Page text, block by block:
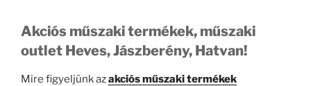
Akciós műszaki termékek, műszaki
outlet Heves, Jászberény, Hatvan!
Mire figyeljünk azakciós műszaki termékek